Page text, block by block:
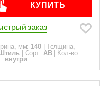
КУПИТЬ
заказ
мм: 140
Толщина,
Штиль Сорт: АВ
Кол-во
внутри